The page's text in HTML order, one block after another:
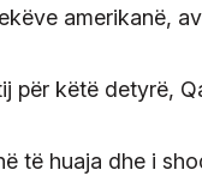
amerikanë,
për këtë detyrë,
të huaja dhe i